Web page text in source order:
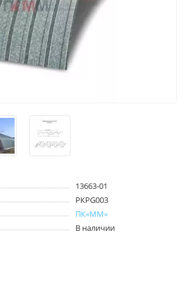
13663-01
PКPG003
ПК«ММ»
В наличии